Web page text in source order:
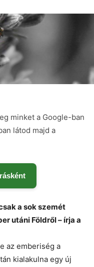
minket a Google-ban
látod majd a
a sok szemét
utáni Földről – írja a
az emberiség a
kialakulna egy új